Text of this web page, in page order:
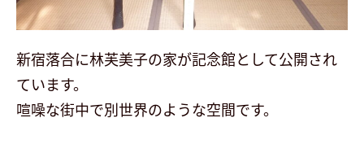
新宿落合に林芙美子の家が記念館として公開され
ています。
喧噪な街中で別世界のような空間です。